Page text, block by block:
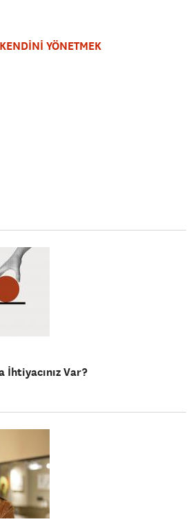
KENDİNİ YÖNETMEK
İhtiyacınız Var?